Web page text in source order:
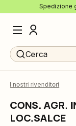
Spedizione
Cerca
I nostri rivenditori
CONS. AGR.
LOC.SALCE